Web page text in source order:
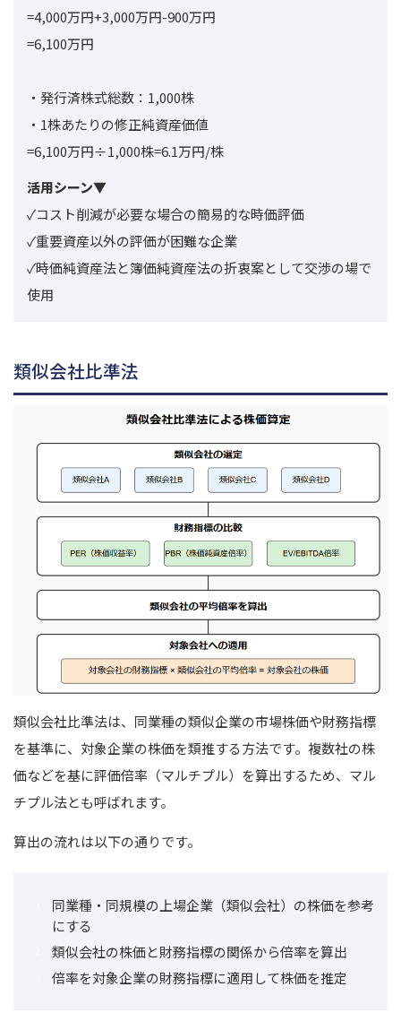
=4,000万円+3,000万円-900万円
=6,100万円
・発行済株式総数：1,000株
・1株あたりの修正純資産価値
=6,100万円÷1,000株=6.1万円/株
活用シーン▼
✓コスト削減が必要な場合の簡易的な時価評価
✓重要資産以外の評価が困難な企業
✓時価純資産法と簿価純資産法の折衷案として交渉の場で
使用
類似会社比準法
類似会社比準法は、同業種の類似企業の市場株価や財務指標
を基準に、対象企業の株価を類推する方法です。 複数社の株
価などを基に評価倍率（マルチプル）を算出するため、マル
チプル法とも呼ばれます。
算出の流れは以下の通りです。
同業種・同規模の上場企業（類似会社）の株価を参考
にする
類似会社の株価と財務指標の関係から倍率を算出
倍率を対象企業の財務指標に適用して株価を推定